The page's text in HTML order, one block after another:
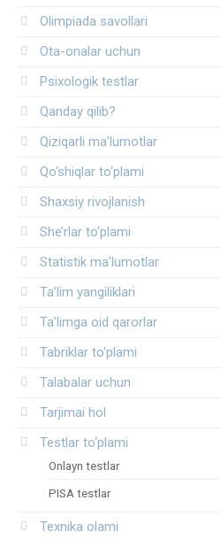
Olimpiada savollari
Ota-onalar uchun
Psixologik testlar
Qanday qilib?
Qiziqarli ma’lumotlar
Qo‘shiqlar to‘plami
Shaxsiy rivojlanish
She’rlar to‘plami
Statistik ma’lumotlar
Ta’lim yangiliklari
Ta’limga oid qarorlar
Tabriklar to'plami
Talabalar uchun
Tarjimai hol
Testlar to‘plami
Onlayn testlar
PISA testlar
Texnika olami